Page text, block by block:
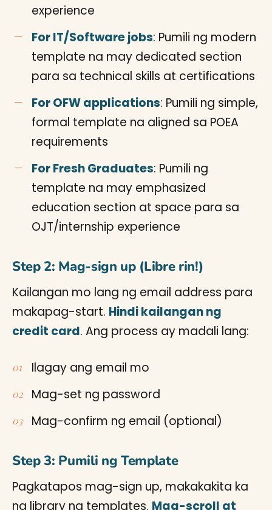
experience
For IT/Software jobs: Pumili ng modern
template na may dedicated section
para sa technical skills at certifications
For OFW applications: Pumili ng simple,
formal template na aligned sa POEA
requirements
For Fresh Graduates: Pumili ng
template na may emphasized
education section at space para sa
OJT/internship experience
Step 2: Mag-sign up (Libre rin!)
Kailangan mo lang ng email address para
makapag-start. Hindi kailangan ng
credit card. Ang process ay madali lang:
Ilagay ang email mo
Mag-set ng password
Mag-confirm ng email (optional)
Step 3: Pumili ng Template
Pagkatapos mag-sign up, makakakita ka
ng library ng templates. Mag-scroll at